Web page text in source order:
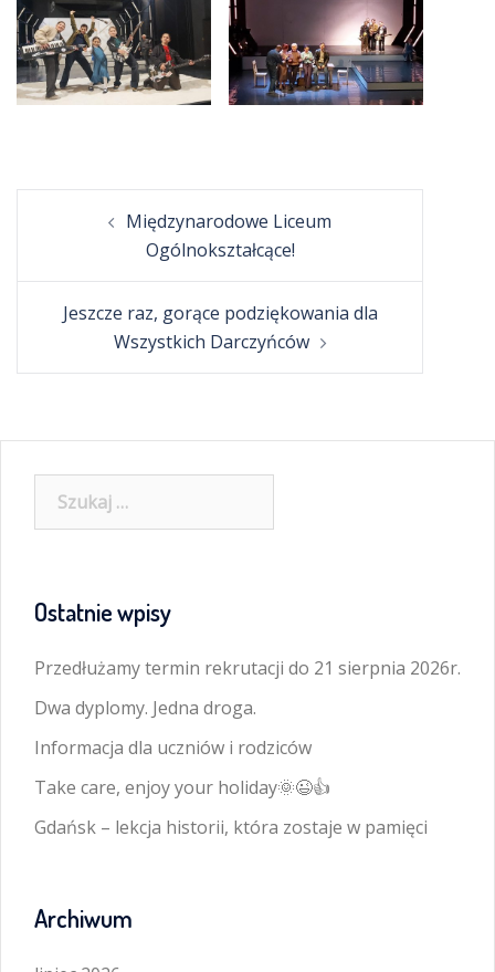
navigation Międzynarodowe Liceum
Ogólnokształcące!
Jeszcze raz, gorące podziękowania dla
Wszystkich Darczyńców
Ostatnie wpisy
Przedłużamy termin rekrutacji do 21 sierpnia 2026r.
Dwa dyplomy. Jedna droga.
Informacja dla uczniów i rodziców
Take care, enjoy your holiday🌞😉👍
Gdańsk – lekcja historii, która zostaje w pamięci
Archiwum